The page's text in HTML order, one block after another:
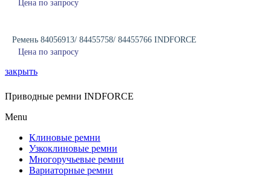
Цена по запросу
Ремень 84056913/ 84455758/ 84455766 INDFORCE
Цена по запросу
закрыть
Приводные ремни INDFORCE
Menu
Клиновые ремни
Узкоклиновые ремни
Многоручьевые ремни
Вариаторные ремни